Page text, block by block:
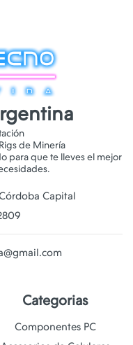
de Minería
para que te lleves el mejor
Capital
Categorias
Componentes PC